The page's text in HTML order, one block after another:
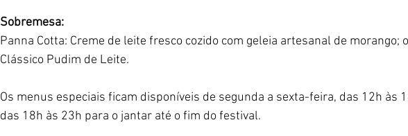
Sobremesa:
Panna Cotta: Creme de leite fresco cozido com geleia artesanal de morango;
Clássico Pudim de Leite.
Os menus especiais ficam disponíveis de segunda a sexta-feira, das 12h às
das 18h às 23h para o jantar até o fim do festival.